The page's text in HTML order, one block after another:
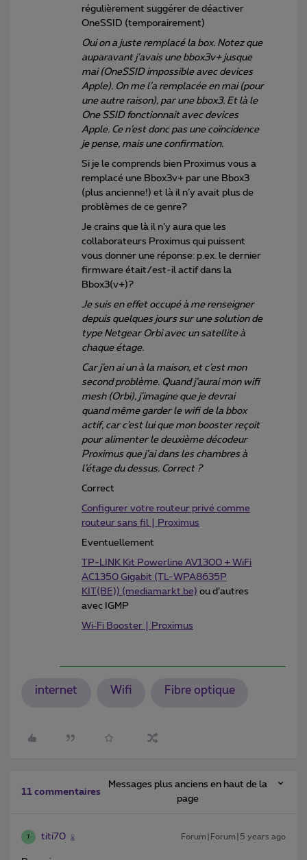
régulièrement suggérer de déactiver
OneSSID (temporairement)
Oui on a juste remplacé la box. Notez que
auparavant j’avais une bbox3v+ jusque
mai (OneSSID impossible avec devices
Apple). On me l’a remplacée en mai (pour
une autre raison), par une bbox3. Et là le
One SSID fonctionnait avec devices
Apple. Ce n’est donc pas une coïncidence
je pense, mais une confirmation.
Si je le comprends bien Proximus vous a
remplacé une Bbox3v+ par une Bbox3
(plus ancienne!) et là il n’y avait plus de
problèmes de ce genre?
Je crains que là il n’y aura que les
collaborateurs Proximus qui puissent
vous donner une réponse: p.ex. le dernier
firmware était/est-il actif dans la
Bbox3(v+)?
Je suis en effet occupé à me renseigner
depuis quelques jours sur une solution de
type Netgear Orbi avec un satellite à
chaque étage.
Car j’en ai un à la maison, et c’est mon
second problème. Quand j’aurai mon wifi
mesh (Orbi), j’imagine que je devrai
quand même garder le wifi de la bbox
actif, car c’est lui que mon booster reçoit
pour alimenter le deuxième décodeur
Proximus que j’ai dans les chambres à
l’étage du dessus. Correct ?
Correct
Configurer votre routeur privé comme
routeur sans fil | Proximus
Eventuellement
TP-LINK Kit Powerline AV1300 + WiFi
AC1350 Gigabit (TL-WPA8635P
KIT(BE)) (mediamarkt.be) ou d’autres
avec IGMP
Wi‑Fi Booster | Proximus
internet Wifi Fibre optique
11 commentaires
Messages plus anciens en haut de la
page
T titi70 Forum|Forum|5 years ago